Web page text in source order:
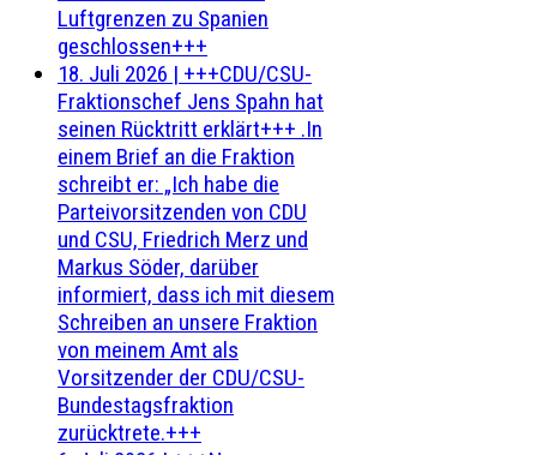
Luftgrenzen zu Spanien
geschlossen+++
18. Juli 2026 | +++CDU/CSU-
Fraktionschef Jens Spahn hat
seinen Rücktritt erklärt+++ .In
einem Brief an die Fraktion
schreibt er: „Ich habe die
Parteivorsitzenden von CDU
und CSU, Friedrich Merz und
Markus Söder, darüber
informiert, dass ich mit diesem
Schreiben an unsere Fraktion
von meinem Amt als
Vorsitzender der CDU/CSU-
Bundestagsfraktion
zurücktrete.+++